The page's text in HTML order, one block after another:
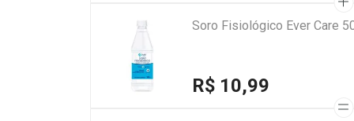
Soro Fisiológico Ever Care
R$ 10,99